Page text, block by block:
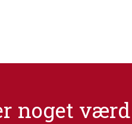
noget værd